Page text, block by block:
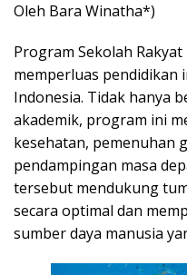
Oleh Bara Winatha*)
Program Sekolah
memperluas pendidikan
Indonesia. Tidak hanya
akademik, program ini
kesehatan, pemenuhan
pendampingan masa
tersebut mendukung
secara optimal dan
sumber daya manusia